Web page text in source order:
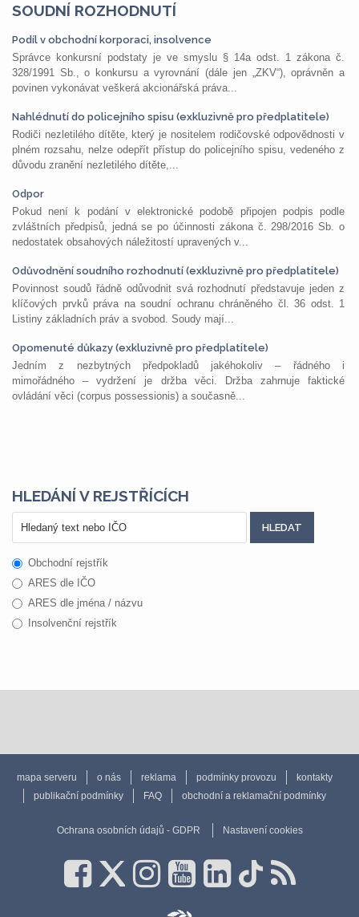
SOUDNÍ ROZHODNUTÍ
Podíl v obchodní korporaci, insolvence
Správce konkursní podstaty je ve smyslu § 14a odst. 1 zákona č.
328/1991 Sb., o konkursu a vyrovnání (dále jen „ZKV“), oprávněn a
povinen vykonávat veškerá akcionářská práva...
Nahlédnutí do policejního spisu (exkluzivně pro předplatitele)
Rodiči nezletilého dítěte, který je nositelem rodičovské odpovědnosti v
plném rozsahu, nelze odepřít přístup do policejního spisu, vedeného z
důvodu zranění nezletilého dítěte,...
Odpor
Pokud není k podání v elektronické podobě připojen podpis podle
zvláštních předpisů, jedná se po účinnosti zákona č. 298/2016 Sb. o
nedostatek obsahových náležitostí upravených v...
Odůvodnění soudního rozhodnutí (exkluzivně pro předplatitele)
Povinnost soudů řádně odůvodnit svá rozhodnutí představuje jeden z
klíčových prvků práva na soudní ochranu chráněného čl. 36 odst. 1
Listiny základních práv a svobod. Soudy mají...
Opomenuté důkazy (exkluzivně pro předplatitele)
Jedním z nezbytných předpokladů jakéhokoliv – řádného i
mimořádného – vydržení je držba věci. Držba zahrnuje faktické
ovládání věci (corpus possessionis) a současně...
HLEDÁNÍ V REJSTŘÍCÍCH
Obchodní rejstřík
ARES dle IČO
ARES dle jména / názvu
Insolvenční rejstřík
mapa serveru o nás reklama podmínky provozu
kontakty
publikační podmínky
FAQ obchodní a reklamační podmínky
Ochrana osobních údajů - GDPR Nastavení cookies